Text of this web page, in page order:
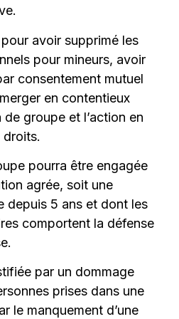
avoir supprimé les
pour mineurs, avoir
consentement mutuel
en contentieux
groupe et l’action en
droits.
pourra être engagée
agrée, soit une
depuis 5 ans et dont les
comportent la défense
par un dommage
prises dans une
le manquement d’une